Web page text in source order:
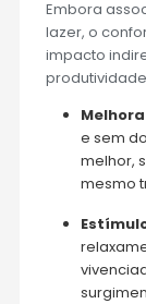
Embora
lazer, o
impacto
e sem
melhor,
mesmo